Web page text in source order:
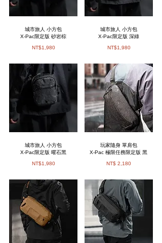
城市旅人 小方包
X-Pac限定版 砂岩棕
NT$1,980
城市旅人 小方包
X-Pac限定版 曜石黑
NT$1,980
城市旅人 小方包
X-Pac限定版 深綠
NT$1,980
玩家隨身 單肩包
X-Pac 極限任務限定版 黑
NT$ 2,180